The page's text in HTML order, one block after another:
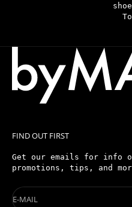
FIND OUT FIRST
Get our emails for info
promotions, tips, and
E-MAIL